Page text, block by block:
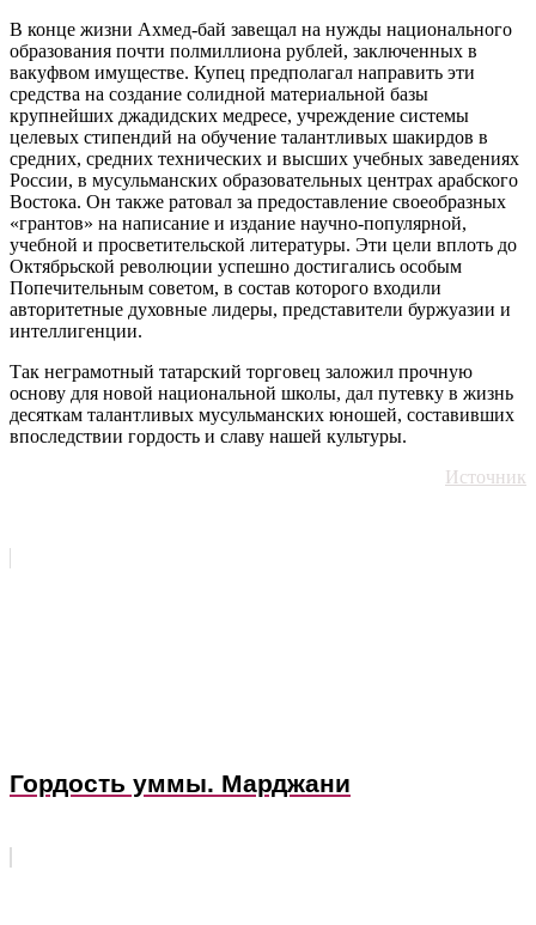
В конце жизни Ахмед-бай завещал на нужды национального
образования почти полмиллиона рублей, заключенных в
вакуфвом имуществе. Купец предполагал направить эти
средства на создание солидной материальной базы
крупнейших джадидских медресе, учреждение системы
целевых стипендий на обучение талантливых шакирдов в
средних, средних технических и высших учебных заведениях
России, в мусульманских образовательных центрах арабского
Востока. Он также ратовал за предоставление своеобразных
«грантов» на написание и издание научно-популярной,
учебной и просветительской литературы. Эти цели вплоть до
Октябрьской революции успешно достигались особым
Попечительным советом, в состав которого входили
авторитетные духовные лидеры, представители буржуазии и
интеллигенции.
Так неграмотный татарский торговец заложил прочную
основу для новой национальной школы, дал путевку в жизнь
десяткам талантливых мусульманских юношей, составивших
впоследствии гордость и славу нашей культуры.
Источник
Гордость уммы. Марджани